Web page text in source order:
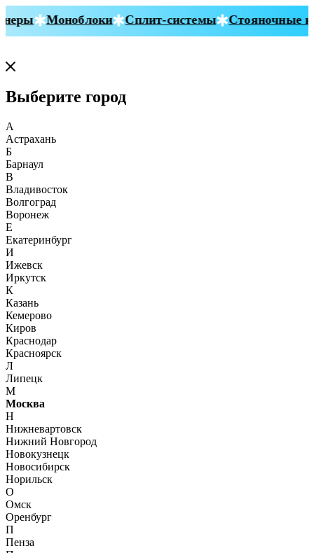
Моноблоки Сплит-системы Стояночные
Выберите город
А
Астрахань
Б
Барнаул
В
Владивосток
Волгоград
Воронеж
Е
Екатеринбург
И
Ижевск
Иркутск
К
Казань
Кемерово
Киров
Краснодар
Красноярск
Л
Липецк
М
Москва
Н
Нижневартовск
Нижний Новгород
Новокузнецк
Новосибирск
Норильск
О
Омск
Оренбург
П
Пенза